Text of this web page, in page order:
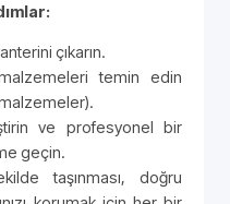
çıkarın.
temin edin
ve profesyonel bir
geçin.
taşınması, doğru